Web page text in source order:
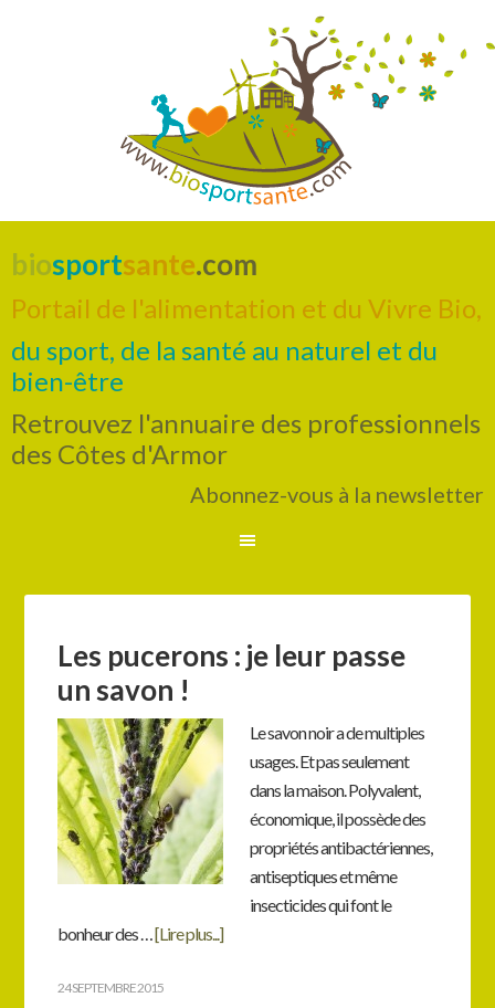
biosportsante.com
Portail de l'alimentation et du Vivre Bio,
du sport, de la santé au naturel et du
bien-être
Retrouvez l'annuaire des professionnels
des Côtes d'Armor
Abonnez-vous à la newsletter
Les pucerons : je leur passe
un savon !
Le savon noir a de multiples
usages. Et pas seulement
dans la maison. Polyvalent,
économique, il possède des
propriétés antibactériennes,
antiseptiques et même
insecticides qui font le
bonheur des …[Lire plus...]
24 SEPTEMBRE 2015